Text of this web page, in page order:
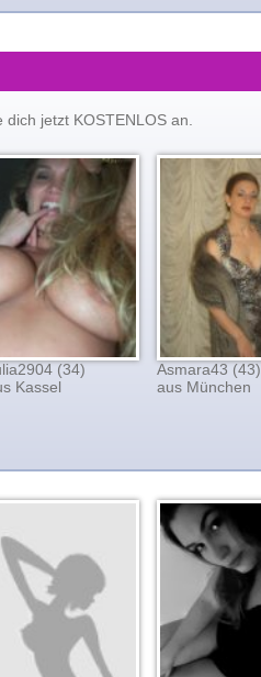
jetzt KOSTENLOS an.
(34)
Kassel
Asmara43 (43)
aus München